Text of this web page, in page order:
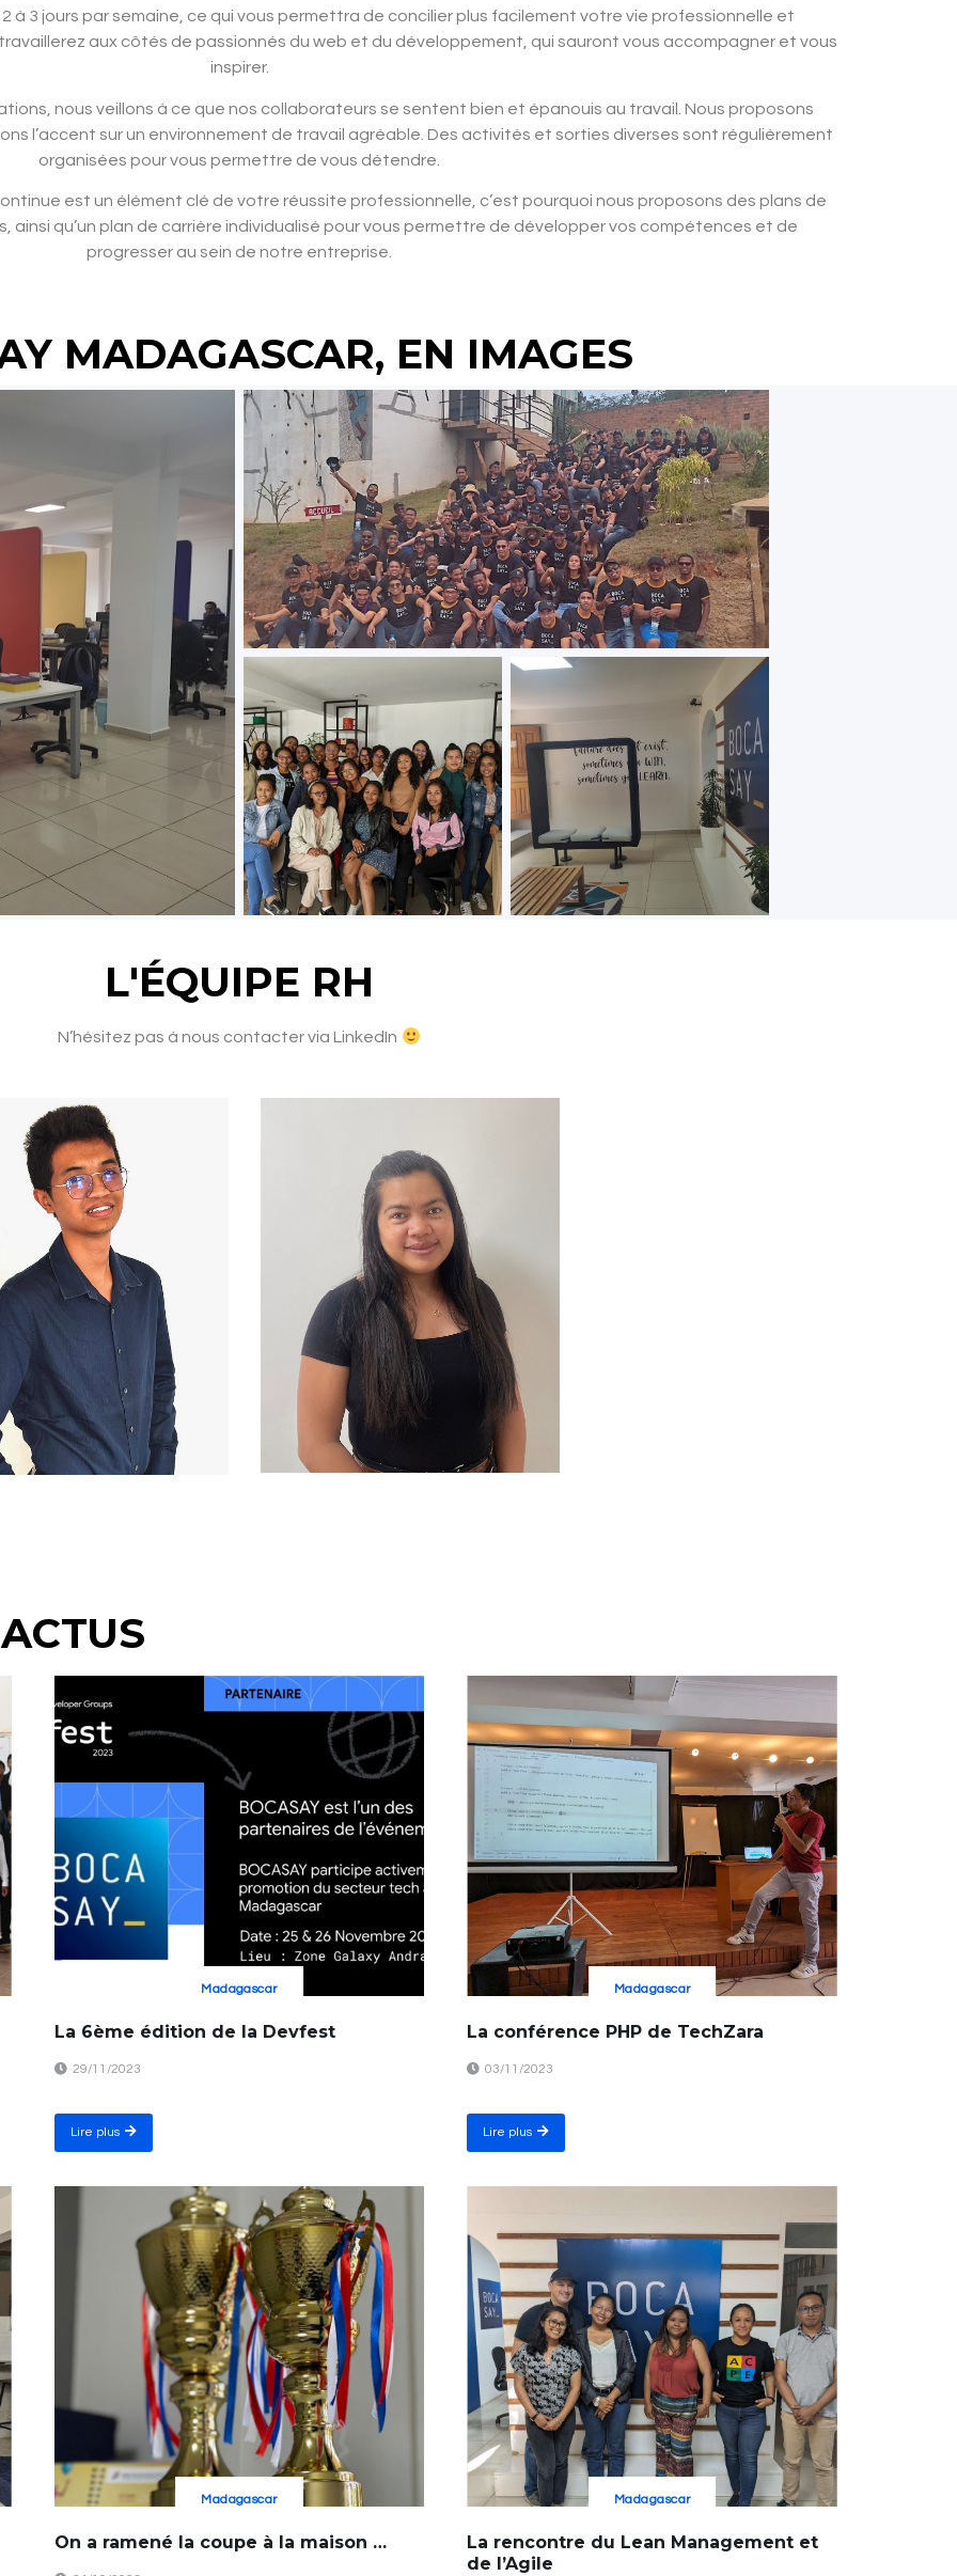
à 3 jours par semaine, ce qui vous permettra de concilier plus facilement votre vie professionnelle et
aux côtés de passionnés du web et du développement, qui sauront vous accompagner et vous
inspirer.
nous veillons à ce que nos collaborateurs se sentent bien et épanouis au travail. Nous proposons
l’accent sur un environnement de travail agréable. Des activités et sorties diverses sont régulièrement
organisées pour vous permettre de vous détendre.
est un élément clé de votre réussite professionnelle, c’est pourquoi nous proposons des plans de
ainsi qu’un plan de carrière individualisé pour vous permettre de développer vos compétences et de
progresser au sein de notre entreprise.
MADAGASCAR, EN IMAGES
L'ÉQUIPE RH
N’hésitez pas à nous contacter via LinkedIn
SALOHY
Madagascar
La 6ème édition de la Devfest
29/11/2023
Lire plus
Madagascar
La conférence PHP de TechZara
03/11/2023
Lire plus
Madagascar
On a ramené la coupe à la maison …
Madagascar
La rencontre du Lean Management et
de l’Agile